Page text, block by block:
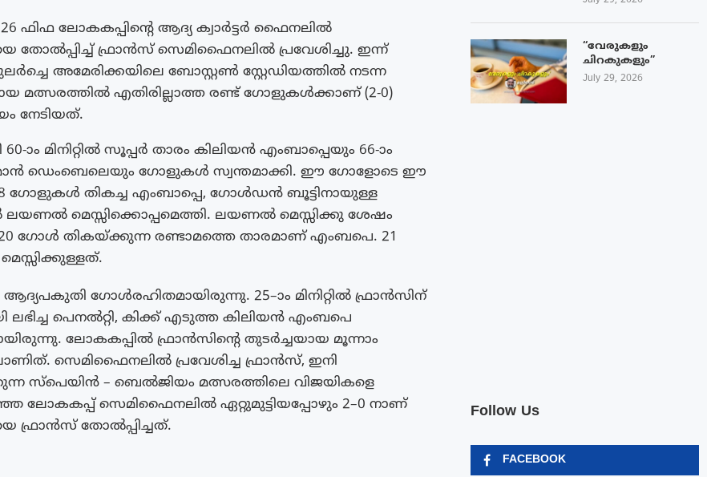
ഫിഫ ലോകകപ്പിന്റെ ആദ്യ ക്വാർട്ടർ ഫൈനലിൽ
തോൽപ്പിച്ച് ഫ്രാൻസ് സെമിഫൈനലിൽ പ്രവേശിച്ചു. ഇന്ന്
അമേരിക്കയിലെ ബോസ്റ്റൺ സ്റ്റേഡിയത്തിൽ നടന്ന
മത്സരത്തിൽ എതിരില്ലാത്ത രണ്ട് ഗോളുകൾക്കാണ് (2-0)
നേടിയത്.
ാം മിനിറ്റിൽ സൂപ്പർ താരം കിലിയൻ എംബാപ്പെയും 66-ാം
ഡെംബെലെയും ഗോളുകൾ സ്വന്തമാക്കി. ഈ ഗോളോടെ ഈ
ഗോളുകൾ തികച്ച എംബാപ്പെ, ഗോൾഡൻ ബൂട്ടിനായുള്ള
ലയണൽ മെസ്സിക്കൊപ്പമെത്തി. ലയണൽ മെസ്സിക്കു ശേഷം
ഗോൾ തികയ്ക്കുന്ന രണ്ടാമത്തെ താരമാണ് എംബപെ. 21
ആദ്യപകുതി ഗോൾരഹിതമായിരുന്നു. 25–ാം മിനിറ്റിൽ ഫ്രാൻസിന്
പെനൽറ്റി, കിക്ക് എടുത്ത കിലിയൻ എംബപെ
ലോകകപ്പിൽ ഫ്രാൻസിന്റെ തുടർച്ചയായ മൂന്നാം
സെമിഫൈനലിൽ പ്രവേശിച്ച ഫ്രാൻസ്, ഇനി
സ്പെയിൻ – ബെൽജിയം മത്സരത്തിലെ വിജയികളെ
ലോകകപ്പ് സെമിഫൈനലിൽ ഏറ്റുമുട്ടിയപ്പോഴും 2–0 നാണ്
ഫ്രാൻസ് തോൽപ്പിച്ചത്.
“വേരുകളും
ചിറകുകളും”
July 29, 2026
Follow Us
FACEBOOK